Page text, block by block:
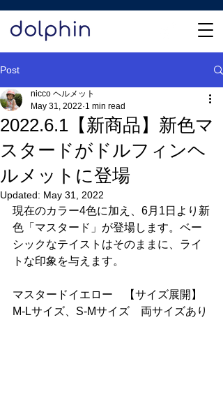
Post
2022.6.1【新商品】新色マ
スタードがドルフィンヘ
ルメットに登場
nicco ヘルメット
May 31, 2022 1 min read
Updated: May 31, 2022
現在のカラー4色に加え、6月1日より新
色「マスタード」が登場します。ベー
シックなテイストはそのままに、ライ
トな印象を与えます。
マスタードイエロー　【サイズ展開】
M-Lサイズ、S-Mサイズ　両サイズあり